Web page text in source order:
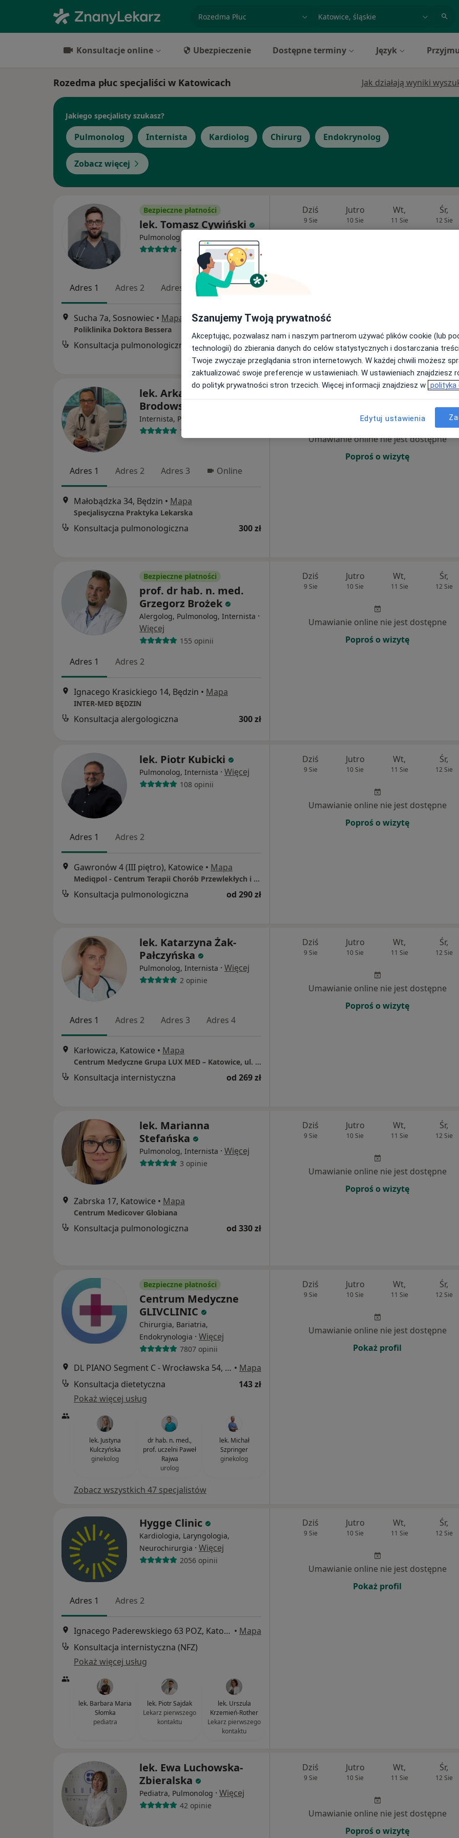
miasto lub dzielnica
Konsultacje online Ubezpieczenie Dostępne terminy Język
Rozedma płuc specjaliści w Katowicach Jak działają wyniki
Jakiego specjalisty szukasz?
Pulmonolog Internista Kardiolog Chirurg Endokrynolog
Zobacz więcej
Bezpieczne płatności
lek. Tomasz Cywiński
Pulmonolog
49 opinii
Adres 1 Adres 2 Adres 3
Sucha 7a, Sosnowiec • Mapa
Poliklinika Doktora Bessera
Konsultacja pulmonologiczna 300 zł
Dziś
9 Sie
Jutro
10 Sie
Wt,
11 Sie
Śr,
12 Sie
lek. Arkadiusz
Brodowski
Internista, Pulmonolog
1144 opinie
Adres 1 Adres 2 Adres 3 Online
Małobądzka 34, Będzin • Mapa
Specjalisyczna Praktyka Lekarska
Konsultacja pulmonologiczna 300 zł
Wt, Śr,
Umawianie online nie jest dostępne
Poproś o wizytę
Bezpieczne płatności
prof. dr hab. n. med.
Grzegorz Brożek
Alergolog, Pulmonolog, Internista ·
Więcej
155 opinii
Adres 1 Adres 2
Ignacego Krasickiego 14, Będzin • Mapa
INTER-MED BĘDZIN
Konsultacja alergologiczna 300 zł
Dziś
9 Sie
Jutro
10 Sie
Wt,
11 Sie
Śr,
12 Sie
Umawianie online nie jest dostępne
Poproś o wizytę
lek. Piotr Kubicki
Pulmonolog, Internista · Więcej
108 opinii
Adres 1 Adres 2
Gawronów 4 (III piętro), Katowice • Mapa
Mediqpol - Centrum Terapii Chorób Przewlekłych i Chirurgii Wielospecjalistycznej
Konsultacja pulmonologiczna od 290 zł
Dziś
9 Sie
Jutro
10 Sie
Wt,
11 Sie
Śr,
12 Sie
Umawianie online nie jest dostępne
Poproś o wizytę
lek. Katarzyna Żak-
Pałczyńska
Pulmonolog, Internista · Więcej
2 opinie
Adres 1 Adres 2 Adres 3 Adres 4
Karłowicza, Katowice • Mapa
Centrum Medyczne Grupa LUX MED – Katowice, ul. Karłowicza 11
Konsultacja internistyczna od 269 zł
Dziś
9 Sie
Jutro
10 Sie
Wt,
11 Sie
Śr,
12 Sie
Umawianie online nie jest dostępne
Poproś o wizytę
lek. Marianna
Stefańska
Pulmonolog, Internista · Więcej
3 opinie
Zabrska 17, Katowice • Mapa
Centrum Medicover Globiana
Konsultacja pulmonologiczna od 330 zł
Dziś
9 Sie
Jutro
10 Sie
Wt,
11 Sie
Śr,
12 Sie
Umawianie online nie jest dostępne
Poproś o wizytę
Bezpieczne płatności
Centrum Medyczne
GLIVCLINIC
Chirurgia, Bariatria,
Endokrynologia · Więcej
7807 opinii
DL PIANO Segment C - Wrocławska 54, Katowice • Mapa
Konsultacja dietetyczna
143 zł
Pokaż więcej usług
lek. Justyna
Kulczyńska
ginekolog
dr hab. n. med.,
prof. uczelni Paweł
Rajwa
urolog
lek. Michał
Szpringer
ginekolog
Zobacz wszystkich 47 specjalistów
Dziś
9 Sie
Jutro
10 Sie
Wt,
11 Sie
Śr,
12 Sie
Umawianie online nie jest dostępne
Pokaż profil
Hygge Clinic
Kardiologia, Laryngologia,
Neurochirurgia · Więcej
2056 opinii
Adres 1 Adres 2
Ignacego Paderewskiego 63 POZ, Katowice • Mapa
Konsultacja internistyczna (NFZ)
Pokaż więcej usług
lek. Barbara Maria
Słomka
pediatra
lek. Piotr Sajdak
Lekarz pierwszego
kontaktu
lek. Urszula
Krzemień-Rother
Lekarz pierwszego
kontaktu
Dziś
9 Sie
Jutro
10 Sie
Wt,
11 Sie
Śr,
12 Sie
Umawianie online nie jest dostępne
Pokaż profil
lek. Ewa Luchowska-
Zbieralska
Pediatra, Pulmonolog · Więcej
42 opinie
Dziś
9 Sie
Jutro
10 Sie
Wt,
11 Sie
Śr,
12 Sie
Umawianie online nie jest dostępne
Poproś o wizytę
Szanujemy Twoją prywatność
Akceptując, pozwalasz nam i naszym partnerom używać plików cookie (lub
technologii) do zbierania danych do celów statystycznych i dostarczania
Twoje zwyczaje przeglądania stron internetowych. W każdej chwili możesz
zaktualizować swoje preferencje w ustawieniach. W ustawieniach znajdziesz
do polityk prywatności stron trzecich. Więcej informacji znajdziesz w polityka
Edytuj ustawienia